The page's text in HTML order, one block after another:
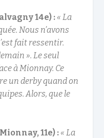
14e) : « La
Nous n’avons
fait ressentir.
». Le seul
à Mionnay. Ce
un derby quand on
Alors, que le
11e) : « La